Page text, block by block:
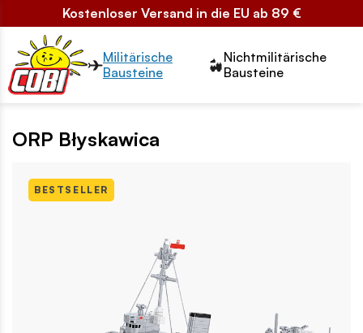
Kostenloser Versand in die EU ab 89 €
Przełącznik segmentów2
Militärische
Bausteine
Nichtmilitärische
Bausteine
ORP Błyskawica
BESTSELLER